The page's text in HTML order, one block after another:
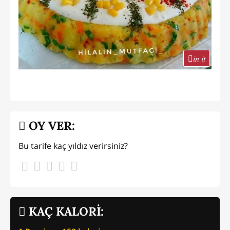
in it
KAÇ KALORİ:
OY VER:
Bu tarife kaç yıldız verirsiniz?